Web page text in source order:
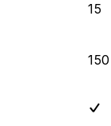
15
150